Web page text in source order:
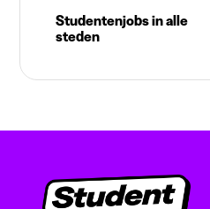
Studentenjobs in alle
steden